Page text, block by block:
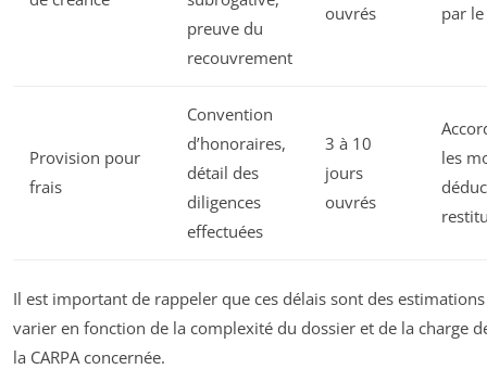
preuve du
recouvrement
ouvrés
par
Provision pour
frais
Convention
d’honoraires,
détail des
diligences
effectuées
3 à 10
jours
ouvrés
les
Il est important de rappeler que ces délais sont des
varier en fonction de la complexité du dossier et de la charge
la CARPA concernée.